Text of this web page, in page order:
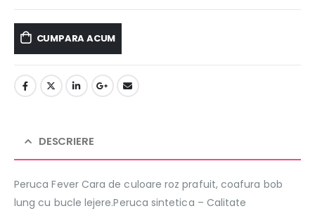
CUMPARA ACUM
DESCRIERE
Peruca Fever Cara de culoare roz prafuit, coafura bob
lung cu bucle lejere.Peruca sintetica – Calitate